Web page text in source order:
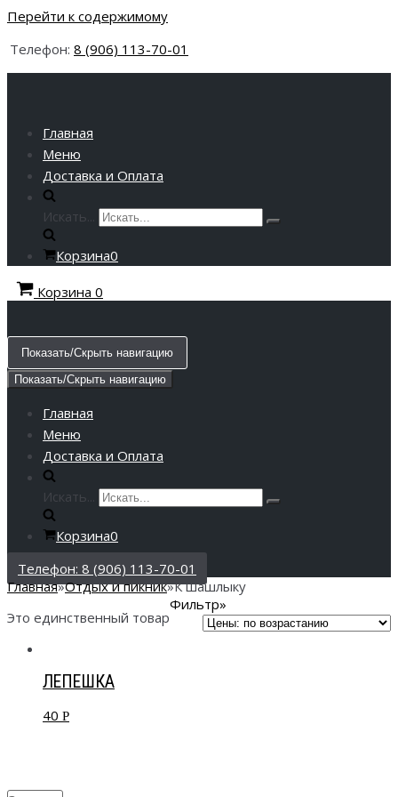
Перейти к содержимому
Телефон: 8 (906) 113-70-01
Главная
Меню
Доставка и Оплата
Искать...
Корзина0
Корзина 0
Показать/Скрыть навигацию
Показать/Скрыть навигацию
Главная
Меню
Доставка и Оплата
Искать...
Корзина0
Телефон: 8 (906) 113-70-01
Главная»Отдых и пикник»К шашлыку
Это единственный товар
Фильтр»
ЛЕПЕШКА
40 Р